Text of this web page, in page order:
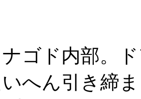
ゴド内部。
へん引き締